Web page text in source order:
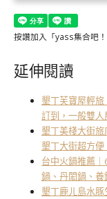
按讚加入「yass集合吧
延伸閱讀
墾丁芙寶屋輕
訂到，一般雙
墾丁美棧大街
墾丁大街超方
台中火鍋推薦
鍋、丹閎鍋、養
墾丁鹿ㄦ島水